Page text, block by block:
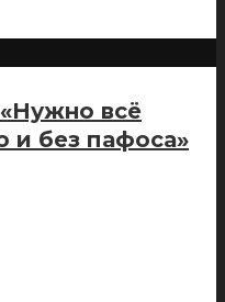
всё
и без пафоса»